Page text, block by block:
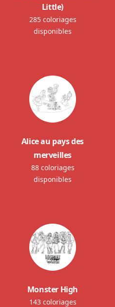
Little)
285 coloriages
disponibles
Alice au pays des
merveilles
88 coloriages
disponibles
Monster High
143 coloriages